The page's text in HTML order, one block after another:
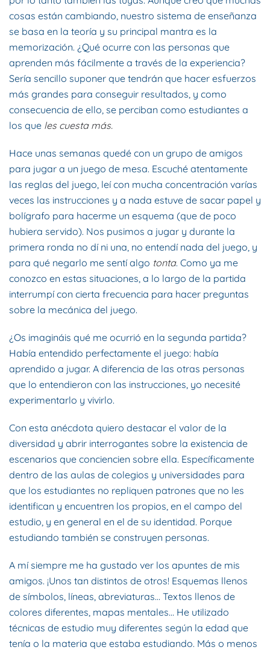
cosas están cambiando, nuestro sistema de enseñanza
se basa en la teoría y su principal mantra es la
memorización. ¿Qué ocurre con las personas que
aprenden más fácilmente a través de la experiencia?
Sería sencillo suponer que tendrán que hacer esfuerzos
más grandes para conseguir resultados, y como
consecuencia de ello, se perciban como estudiantes a
los que les cuesta más.
Hace unas semanas quedé con un grupo de amigos
para jugar a un juego de mesa. Escuché atentamente
las reglas del juego, leí con mucha concentración varías
veces las instrucciones y a nada estuve de sacar papel y
bolígrafo para hacerme un esquema (que de poco
hubiera servido). Nos pusimos a jugar y durante la
primera ronda no dí ni una, no entendí nada del juego, y
para qué negarlo me sentí algo tonta. Como ya me
conozco en estas situaciones, a lo largo de la partida
interrumpí con cierta frecuencia para hacer preguntas
sobre la mecánica del juego.
¿Os imagináis qué me ocurrió en la segunda partida?
Había entendido perfectamente el juego: había
aprendido a jugar. A diferencia de las otras personas
que lo entendieron con las instrucciones, yo necesité
experimentarlo y vivirlo.
Con esta anécdota quiero destacar el valor de la
diversidad y abrir interrogantes sobre la existencia de
escenarios que conciencien sobre ella. Específicamente
dentro de las aulas de colegios y universidades para
que los estudiantes no repliquen patrones que no les
identifican y encuentren los propios, en el campo del
estudio, y en general en el de su identidad. Porque
estudiando también se construyen personas.
A mí siempre me ha gustado ver los apuntes de mis
amigos. ¡Unos tan distintos de otros! Esquemas llenos
de símbolos, líneas, abreviaturas… Textos llenos de
colores diferentes, mapas mentales… He utilizado
técnicas de estudio muy diferentes según la edad que
tenía o la materia que estaba estudiando. Más o menos